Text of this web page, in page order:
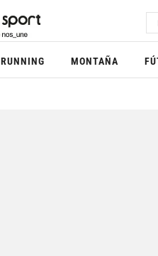
RUNNING MONTAÑA